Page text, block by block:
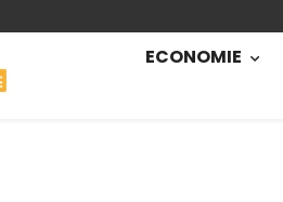
ECONOMIE